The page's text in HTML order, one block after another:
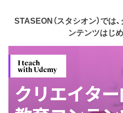
STASEON（スタシオン）では
ンテンツはじ